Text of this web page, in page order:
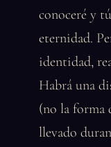
conoceré y
eternidad.
identidad,
Habrá una
(no la forma
llevado